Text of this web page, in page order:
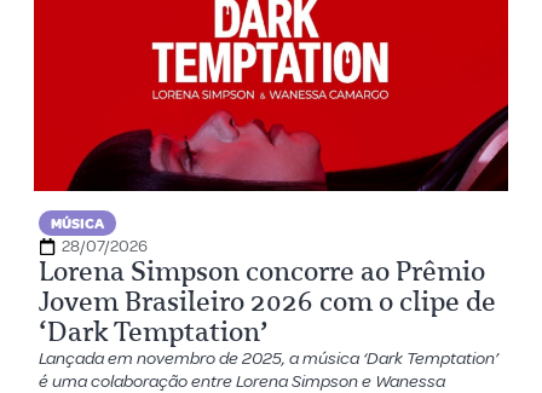
MÚSICA
28/07/2026
Lorena Simpson concorre ao Prêmio
Jovem Brasileiro 2026 com o clipe de
‘Dark Temptation’
Lançada em novembro de 2025, a música ‘Dark Temptation’
é uma colaboração entre Lorena Simpson e Wanessa